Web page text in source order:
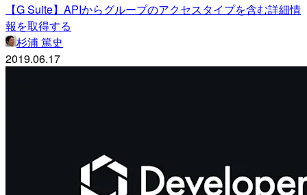
【G Suite】APIからグループのアクセスタイプを含む詳細情
報を取得する
杉浦 篤史
2019.06.17